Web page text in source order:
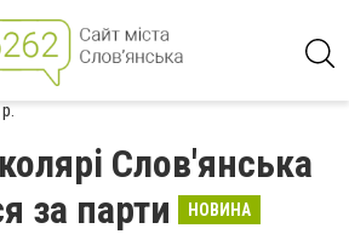
Слов'янська
за парти
НОВИНА